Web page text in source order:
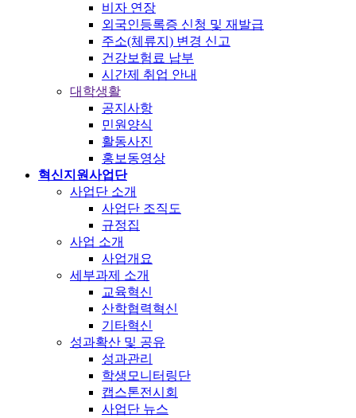
비자 연장
외국인등록증 신청 및 재발급
주소(체류지) 변경 신고
건강보험료 납부
시간제 취업 안내
대학생활
공지사항
민원양식
활동사진
홍보동영상
혁신지원사업단
사업단 소개
사업단 조직도
규정집
사업 소개
사업개요
세부과제 소개
교육혁신
산학협력혁신
기타혁신
성과확산 및 공유
성과관리
학생모니터링단
캡스톤전시회
사업단 뉴스